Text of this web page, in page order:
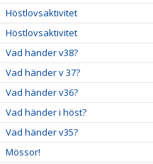
Höstlovsaktivitet
Höstlovsaktivitet
Vad händer v38?
Vad händer v 37?
Vad händer v36?
Vad händer i höst?
Vad händer v35?
Mössor!